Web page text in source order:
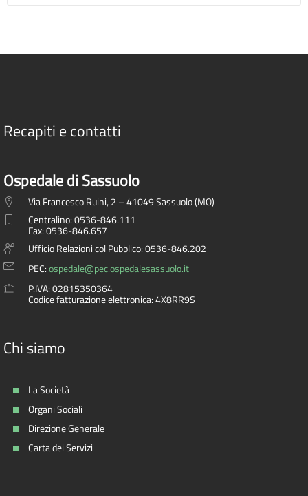
Recapiti e contatti
Ospedale di Sassuolo
Via Francesco Ruini, 2 – 41049 Sassuolo (MO)
Centralino: 0536-846.111
Fax: 0536-846.657
Ufficio Relazioni col Pubblico: 0536-846.202
PEC:ospedale@pec.ospedalesassuolo.it
P.IVA: 02815350364
Codice fatturazione elettronica: 4X8RR9S
Chi siamo
La Società
Organi Sociali
Direzione Generale
Carta dei Servizi